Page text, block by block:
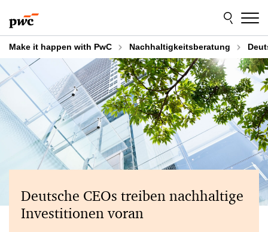
to
content
to
footer
Make it happen with PwC Nachhaltigkeitsberatung
Deutsche CEOs treiben nachhaltige
Investitionen voran